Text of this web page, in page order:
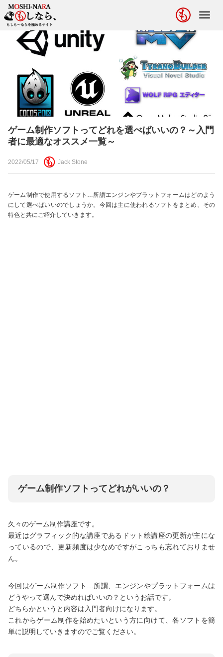
ゲーム制作ソフトってどれを選べばいいの？～入門
者に最適なオススメ一覧～
2022/05/17 Jack Stone
ゲーム制作で使用するソフト…所謂エンジンやプラットフォームはどのよう
にして選べばいいのでしょうか。今回は主に使われるソフトをまとめ、その
特色と共にご紹介していきます。
ゲーム制作ソフトってどれがいいの？
久々のゲーム制作講座です。
最近はグラフィック的な講座であるドット絵講座の更新が主にな
っているので、更新頻度は少なめですがこっちも忘れておりませ
ん。
今回はゲーム制作ソフト…所謂、エンジンやプラットフォームは
どうやって選んで決めればいいの？というお話です。
どちらかというと内容は入門者向けになります。
これからゲーム制作を始めたいという方に向けて、各ソフトを簡
単に説明していきますのでご覧ください。